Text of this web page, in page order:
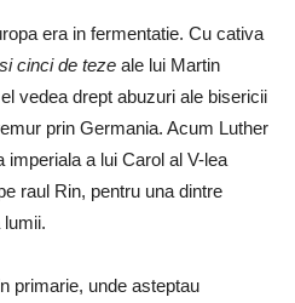
era in fermentatie. Cu cativa
cinci de teze ale lui Martin
vedea drept abuzuri ale bisericii
prin Germania. Acum Luther
a lui Carol al V-lea
raul Rin, pentru una dintre
lumii.
primarie, unde asteptau